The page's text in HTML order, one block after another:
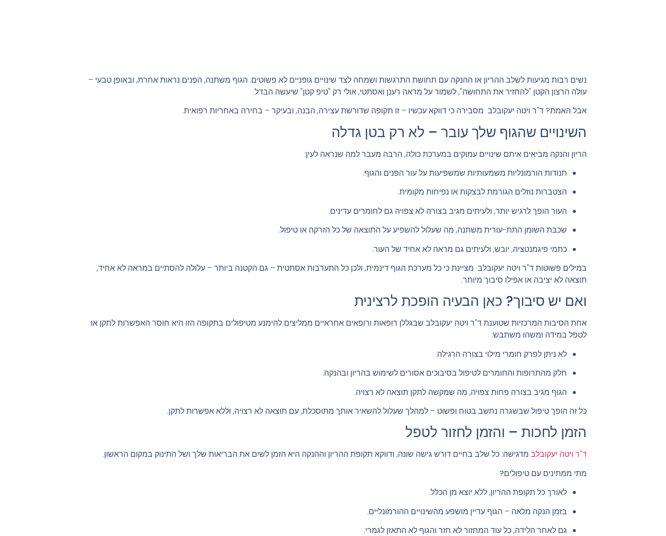
נשים רבות מגיעות לשלב ההריון או ההנקה עם תחושת התרגשות ושמחה לצד שינויים גופניים לא פשוטים. הגוף משתנה, הפנים נראות אחרת, ובאופן טבעי –
עולה הרצון הקטן "להחזיר את התחושה", לשמור על מראה רענן ואסתטי, אולי רק "טיפ קטן" שיעשה הבדל.
אבל האמת? ד"ר ויטה יעקובלב מסבירה כי דווקא עכשיו – זו תקופה שדורשת עצירה, הבנה, ובעיקר – בחירה באחריות רפואית.
השינויים שהגוף שלך עובר – לא רק בטן גדלה
הריון והנקה מביאים איתם שינויים עמוקים במערכת כולה, הרבה מעבר למה שנראה לעין:
תנודות הורמונליות משמעותיות שמשפיעות על עור הפנים והגוף.
הצטברות נוזלים הגורמת לבצקות או נפיחות מקומית.
העור הופך לרגיש יותר, ולעיתים מגיב בצורה לא צפויה גם לחומרים עדינים.
שכבת השומן התת-עורית משתנה, מה שעלול להשפיע על התוצאה של כל הזרקה או טיפול.
כתמי פיגמנטציה, יובש, ולעיתים גם מראה לא אחיד של העור.
במילים פשוטות ד"ר ויטה יעקובלב מציינת כי כל מערכת הגוף דינמית, ולכן כל התערבות אסתטית – גם הקטנה ביותר – עלולה להסתיים במראה לא אחיד,
תוצאה לא יציבה או אפילו סיבוך מיותר.
ואם יש סיבוך? כאן הבעיה הופכת לרצינית
אחת הסיבות המרכזיות שטוענת ד"ר ויטה יעקובלב שבגללן רופאות ורופאים אחראיים ממליצים להימנע מטיפולים בתקופה הזו היא חוסר האפשרות לתקן או
לטפל במידה ומשהו משתבש:
לא ניתן לפרק חומרי מילוי בצורה הרגילה.
חלק מהתרופות והחומרים לטיפול בסיבוכים אסורים לשימוש בהריון ובהנקה.
הגוף מגיב בצורה פחות צפויה, מה שמקשה לתקן תוצאה לא רצויה.
כל זה הופך טיפול שבשגרה נחשב בטוח ופשוט – למהלך שעלול להשאיר אותך מתוסכלת, עם תוצאה לא רצויה, וללא אפשרות לתקן.
הזמן לחכות – והזמן לחזור לטפל
ד"ר ויטה יעקובלב מדגישה: כל שלב בחיים דורש גישה שונה, ודווקא תקופת ההריון וההנקה היא הזמן לשים את הבריאות שלך ושל התינוק במקום הראשון.
מתי ממתינים עם טיפולים?
לאורך כל תקופת ההריון, ללא יוצא מן הכלל.
בזמן הנקה מלאה – הגוף עדיין מושפע מהשינויים ההורמונליים.
גם לאחר הלידה, כל עוד המחזור לא חזר והגוף לא התאזן לגמרי.